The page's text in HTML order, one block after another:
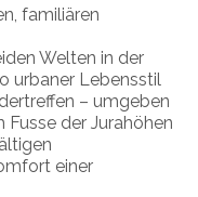
familiären
Welten in der
urbaner Lebensstil
– umgeben
der Jurahöhen
einer